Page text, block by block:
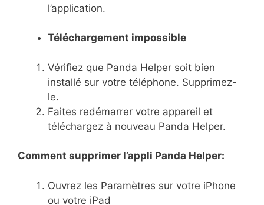
l’application.
Téléchargement impossible
Vérifiez que Panda Helper soit bien
installé sur votre téléphone. Supprimez-
le.
Faites redémarrer votre appareil et
téléchargez à nouveau Panda Helper.
Comment supprimer l’appli Panda Helper:
Ouvrez les Paramètres sur votre iPhone
ou votre iPad